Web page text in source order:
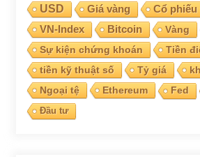
USD
Giá vàng Cổ phiếu
VN-Index Bitcoin Vàng
Sự kiện chứng khoán
Tiền
tiền kỹ thuật số
Tỷ giá
Ngoại tệ
Ethereum Fed
Đầu tư